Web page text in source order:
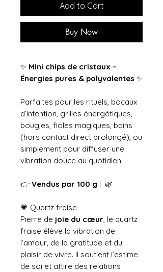
Add to Cart
Buy Now
✨ Mini chips de cristaux –
Énergies pures & polyvalentes ✨
Parfaites pour les rituels, bocaux
d’intention, grilles énergétiques,
bougies, fioles magiques, bains
(hors contact direct prolongé), ou
simplement pour diffuser une
vibration douce au quotidien.
👉 Vendus par 100 g | 🌿
💗 Quartz fraise
Pierre de joie du cœur, le quartz
fraise élève la vibration de
l’amour, de la gratitude et du
plaisir de vivre. Il soutient l’estime
de soi et attire des relations